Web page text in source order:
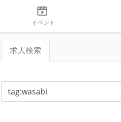
イベント
求人検索